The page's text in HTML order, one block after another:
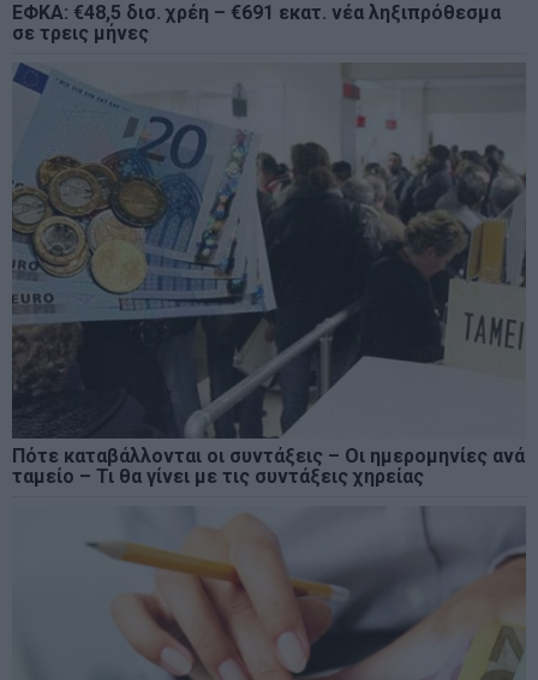
ΕΦΚΑ: €48,5 δισ. χρέη – €691 εκατ. νέα ληξιπρόθεσμα
σε τρεις μήνες
Πότε καταβάλλονται οι συντάξεις – Οι ημερομηνίες ανά
ταμείο – Τι θα γίνει με τις συντάξεις χηρείας